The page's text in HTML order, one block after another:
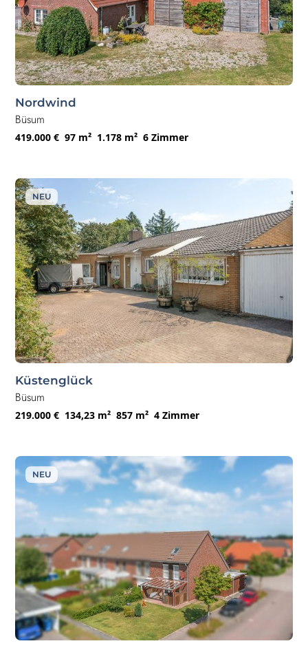
Nordwind
Büsum
419.000 € 97 m² 1.178 m² 6 Zimmer
NEU
Küstenglück
Büsum
219.000 € 134,23 m² 857 m² 4 Zimmer
NEU